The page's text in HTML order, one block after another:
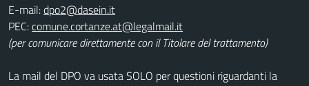
E-mail:
PEC:
(per comunicare direttamente con il Titolare del trattamento)
La mail del DPO va usata SOLO per questioni riguardanti la